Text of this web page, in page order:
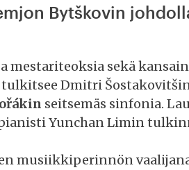
Bytškovin
sekä
Dmitri
seitsemäs sinfonia.
Yunchan Limin
musiikkiperinnön